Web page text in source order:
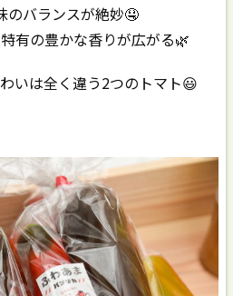
のバランスが絶妙🤤
有の豊かな香りが広がる🌿
いは全く違う2つのトマト😃